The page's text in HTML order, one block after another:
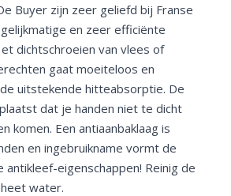
Buyer zijn zeer geliefd bij Franse
en zeer efficiënte
dichtschroeien van vlees of
gaat moeiteloos en
uitstekende hitteabsorptie. De
dat je handen niet te dicht
komen. Een antiaanbaklaag is
en ingebruikname vormt de
eigenschappen! Reinig de
water.